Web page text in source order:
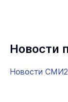
Новости
Новости СМИ2